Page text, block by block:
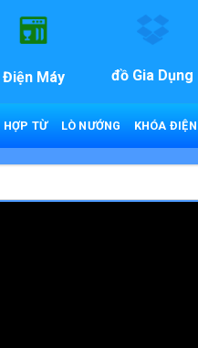
Điện Máy đồ Gia Dụng
HỢP TỪ LÒ NƯỚNG KHÓA